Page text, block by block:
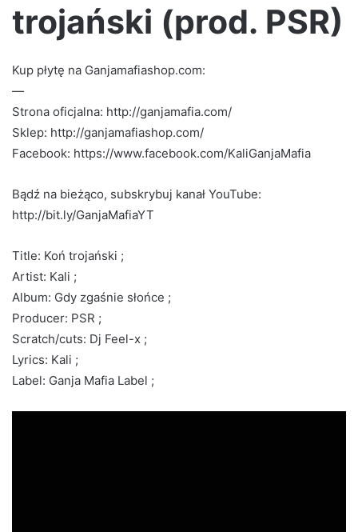
trojański (prod. PSR)
Kup płytę na Ganjamafiashop.com:
—
Strona oficjalna: http://ganjamafia.com/
Sklep: http://ganjamafiashop.com/
Facebook: https://www.facebook.com/KaliGanjaMafia
Bądź na bieżąco, subskrybuj kanał YouTube:
http://bit.ly/GanjaMafiaYT
Title: Koń trojański ;
Artist: Kali ;
Album: Gdy zgaśnie słońce ;
Producer: PSR ;
Scratch/cuts: Dj Feel-x ;
Lyrics: Kali ;
Label: Ganja Mafia Label ;